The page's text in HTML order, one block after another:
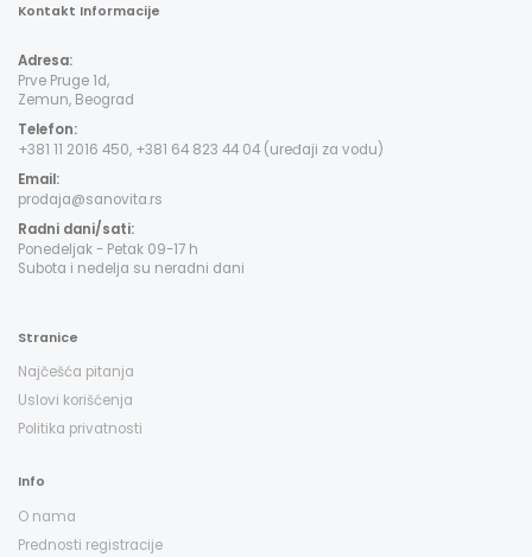
Kontakt Informacije
Adresa:
Prve Pruge 1d,
Zemun, Beograd
Telefon:
+381 11 2016 450, +381 64 823 44 04 (uređaji za vodu)
Email:
prodaja@sanovita.rs
Radni dani/sati:
Ponedeljak - Petak 09-17 h
Subota i nedelja su neradni dani
Stranice
Najčešća pitanja
Uslovi korišćenja
Politika privatnosti
Info
O nama
Prednosti registracije